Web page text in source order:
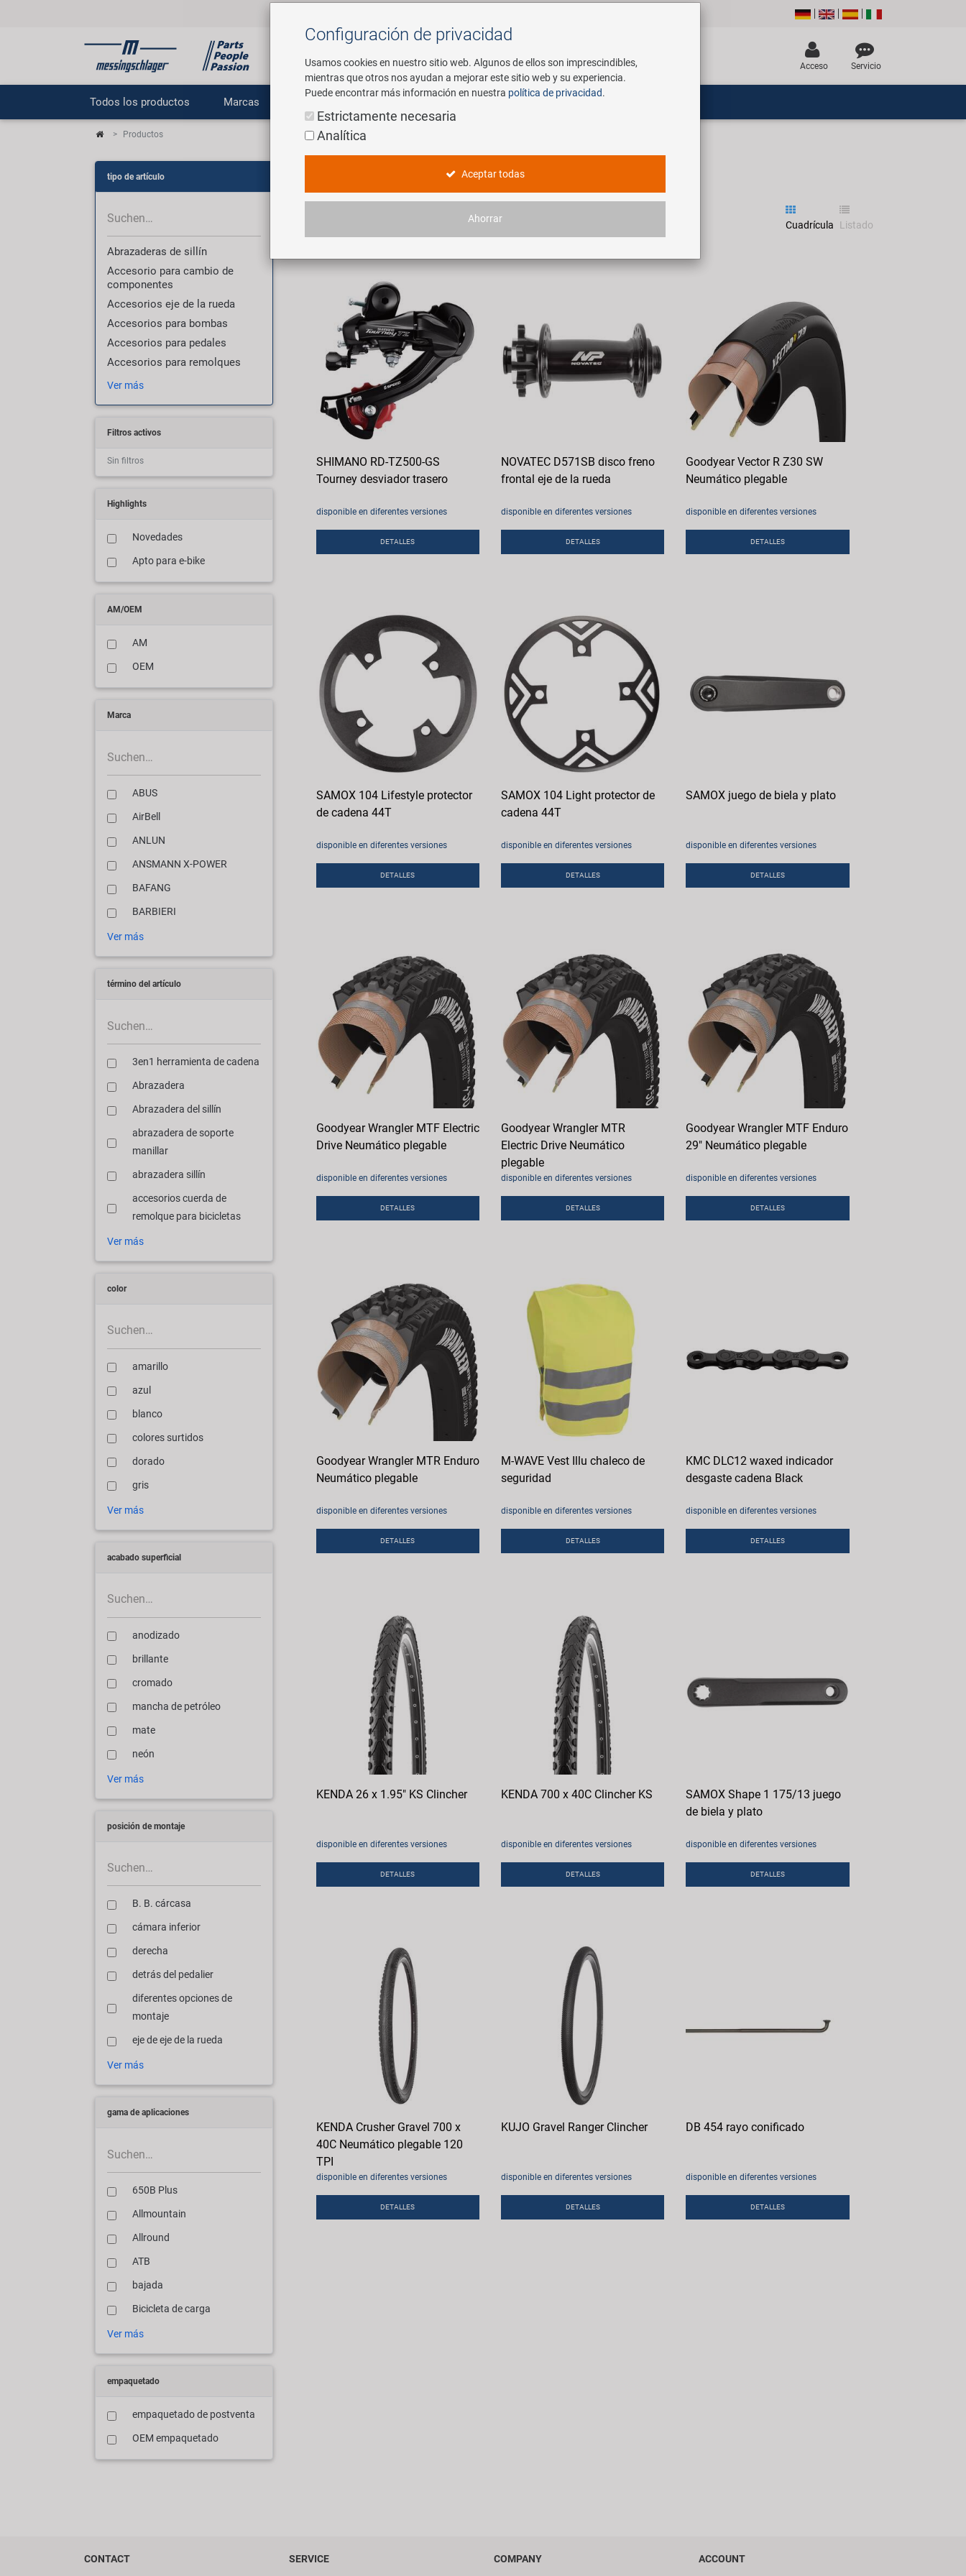
Buscar
Acceso Servicio
Todos los productos Marcas Servicio
Productos
tipo de artículo
Abrazaderas de sillín
Accesorio para cambio de
componentes
Accesorios eje de la rueda
Accesorios para bombas
Accesorios para pedales
Accesorios para remolques
Ver más
Filtros activos
Sin filtros
Highlights
Novedades
Apto para e-bike
AM/OEM
AM
OEM
Marca
ABUS
AirBell
ANLUN
ANSMANN X-POWER
BAFANG
BARBIERI
Ver más
término del artículo
3en1 herramienta de cadena
Abrazadera
Abrazadera del sillín
abrazadera de soporte
manillar
abrazadera sillín
accesorios cuerda de
remolque para bicicletas
Ver más
color
amarillo
azul
blanco
colores surtidos
dorado
gris
Ver más
acabado superficial
anodizado
brillante
cromado
mancha de petróleo
mate
neón
Ver más
posición de montaje
B. B. cárcasa
cámara inferior
derecha
detrás del pedalier
diferentes opciones de
montaje
eje de eje de la rueda
Ver más
gama de aplicaciones
650B Plus
Allmountain
Allround
ATB
bajada
Bicicleta de carga
Ver más
empaquetado
empaquetado de postventa
OEM empaquetado
Cuadrícula Listado
SHIMANO RD-TZ500-GS
Tourney desviador trasero
disponible en diferentes versiones
DETALLES
NOVATEC D571SB disco freno
frontal eje de la rueda
disponible en diferentes versiones
DETALLES
Goodyear Vector R Z30 SW
Neumático plegable
disponible en diferentes versiones
DETALLES
SAMOX 104 Lifestyle protector
de cadena 44T
disponible en diferentes versiones
DETALLES
SAMOX 104 Light protector de
cadena 44T
disponible en diferentes versiones
DETALLES
SAMOX juego de biela y plato
disponible en diferentes versiones
DETALLES
Goodyear Wrangler MTF Electric
Drive Neumático plegable
disponible en diferentes versiones
DETALLES
Goodyear Wrangler MTR
Electric Drive Neumático
plegable
disponible en diferentes versiones
DETALLES
Goodyear Wrangler MTF Enduro
29" Neumático plegable
disponible en diferentes versiones
DETALLES
Goodyear Wrangler MTR Enduro
Neumático plegable
disponible en diferentes versiones
DETALLES
M-WAVE Vest Illu chaleco de
seguridad
disponible en diferentes versiones
DETALLES
KMC DLC12 waxed indicador
desgaste cadena Black
disponible en diferentes versiones
DETALLES
KENDA 26 x 1.95" KS Clincher
disponible en diferentes versiones
DETALLES
KENDA 700 x 40C Clincher KS
disponible en diferentes versiones
DETALLES
SAMOX Shape 1 175/13 juego
de biela y plato
disponible en diferentes versiones
DETALLES
KENDA Crusher Gravel 700 x
40C Neumático plegable 120
TPI
disponible en diferentes versiones
DETALLES
KUJO Gravel Ranger Clincher
disponible en diferentes versiones
DETALLES
DB 454 rayo conificado
disponible en diferentes versiones
DETALLES
CONTACT SERVICE COMPANY ACCOUNT
Configuración de privacidad
Usamos cookies en nuestro sitio web. Algunos de ellos son imprescindibles,
mientras que otros nos ayudan a mejorar este sitio web y su experiencia.
Puede encontrar más información en nuestra política de privacidad.
Estrictamente necesaria
Analítica
Aceptar todas
Ahorrar